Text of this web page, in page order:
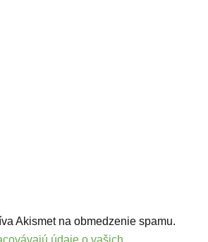
Akismet na obmedzenie spamu.
údaje o vašich